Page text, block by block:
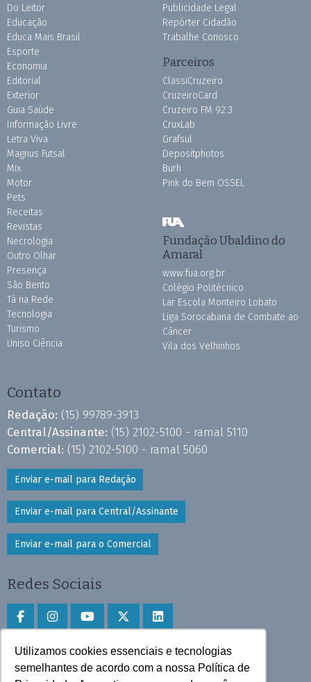
Utilizamos cookies essenciais e tecnologias
semelhantes de acordo com a nossa Política de
Do Leitor
Educação
Educa Mais Brasil
Esporte
Economia
Editorial
Exterior
Guia Saúde
Informação Livre
Letra Viva
Magnus Futsal
Mix
Motor
Pets
Receitas
Revistas
Necrologia
Outro Olhar
Presença
São Bento
Tá na Rede
Tecnologia
Turismo
Uniso Ciência
Publicidade Legal
Repórter Cidadão
Trabalhe Conosco
Parceiros
ClassiCruzeiro
CruzeiroCard
Cruzeiro FM 92.3
CruxLab
Grafsul
Depositphotos
Burh
Pink do Bem OSSEL
Fundação Ubaldino do
Amaral
www.fua.org.br
Colégio Politécnico
Lar Escola Monteiro Lobato
Liga Sorocabana de Combate ao
Câncer
Vila dos Velhinhos
Contato
Redação: (15) 99789-3913
Central/Assinante: (15) 2102-5100 - ramal 5110
Comercial: (15) 2102-5100 - ramal 5060
Enviar e-mail para Redação
Enviar e-mail para Central/Assinante
Enviar e-mail para o Comercial
Redes Sociais
Faça download do aplicativo